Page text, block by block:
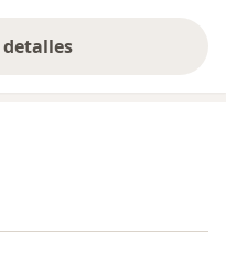
la experiencia